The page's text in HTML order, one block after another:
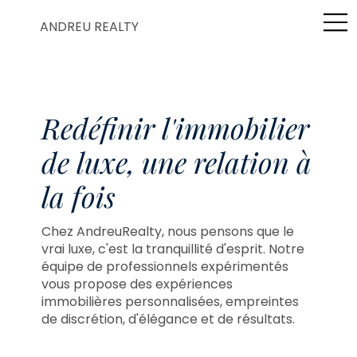
ANDREU REALTY
Redéfinir l'immobilier
de luxe, une relation à
la fois
Chez AndreuRealty, nous pensons que le
vrai luxe, c'est la tranquillité d'esprit. Notre
équipe de professionnels expérimentés
vous propose des expériences
immobilières personnalisées, empreintes
de discrétion, d'élégance et de résultats.